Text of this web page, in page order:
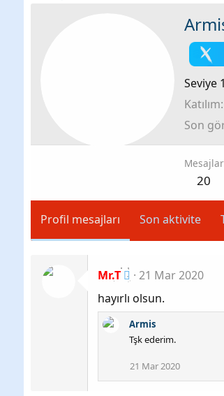
Seviye 1
Katılım
Son
Mesajlar
20
Profil mesajları Son aktivite
Mr.T
21 Mar 2020
hayırlı olsun.
Armis
Tşk ederim.
21 Mar 2020